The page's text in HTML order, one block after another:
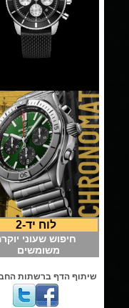
לוח יד-2
חיפוש שעוני יוקרה
משומשים
שיתוף הדף ברשתות החברתיות